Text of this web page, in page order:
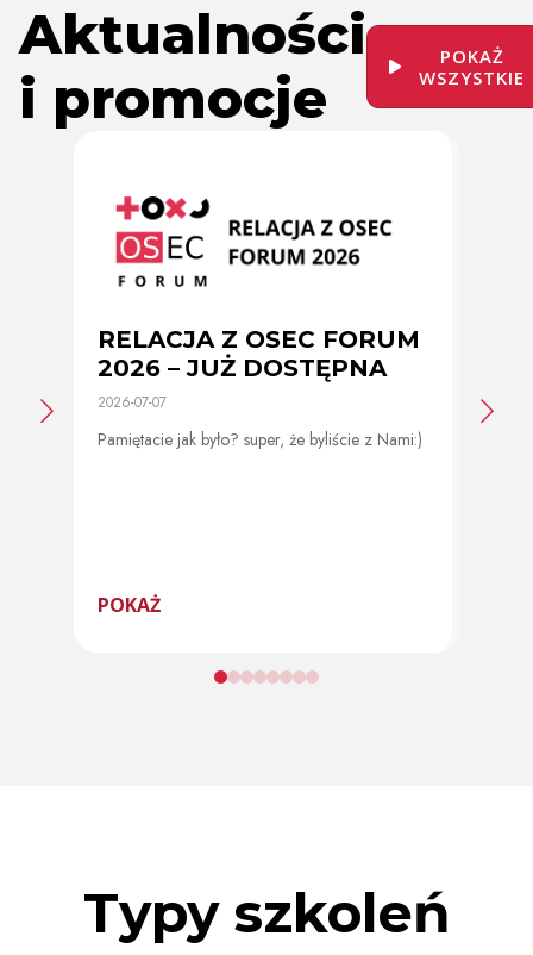
Aktualności
i promocje
POKAŻ
WSZYSTKIE
RELACJA Z OSEC FORUM
2026 – JUŻ DOSTĘPNA
2026-07-07
Pamiętacie jak było? super, że byliście z Nami:)
POKAŻ
2026-
Typy szkoleń